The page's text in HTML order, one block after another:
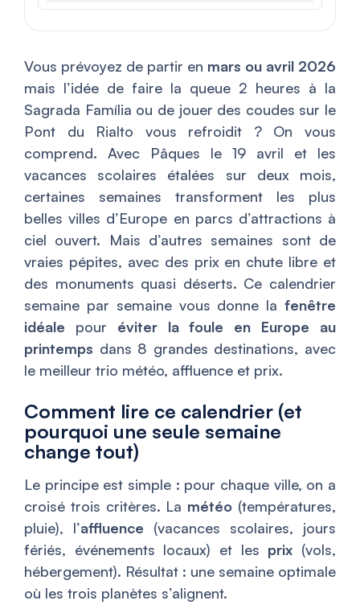
Vous prévoyez de partir en mars ou avril 2026
mais l’idée de faire la queue 2 heures à la
Sagrada Família ou de jouer des coudes sur le
Pont du Rialto vous refroidit ? On vous
comprend. Avec Pâques le 19 avril et les
vacances scolaires étalées sur deux mois,
certaines semaines transforment les plus
belles villes d’Europe en parcs d’attractions à
ciel ouvert. Mais d’autres semaines sont de
vraies pépites, avec des prix en chute libre et
des monuments quasi déserts. Ce calendrier
semaine par semaine vous donne la fenêtre
idéale pour éviter la foule en Europe au
printemps dans 8 grandes destinations, avec
le meilleur trio météo, affluence et prix.
Comment lire ce calendrier (et
pourquoi une seule semaine
change tout)
Le principe est simple : pour chaque ville, on a
croisé trois critères. La météo (températures,
pluie), l’affluence (vacances scolaires, jours
fériés, événements locaux) et les prix (vols,
hébergement). Résultat : une semaine optimale
où les trois planètes s’alignent.